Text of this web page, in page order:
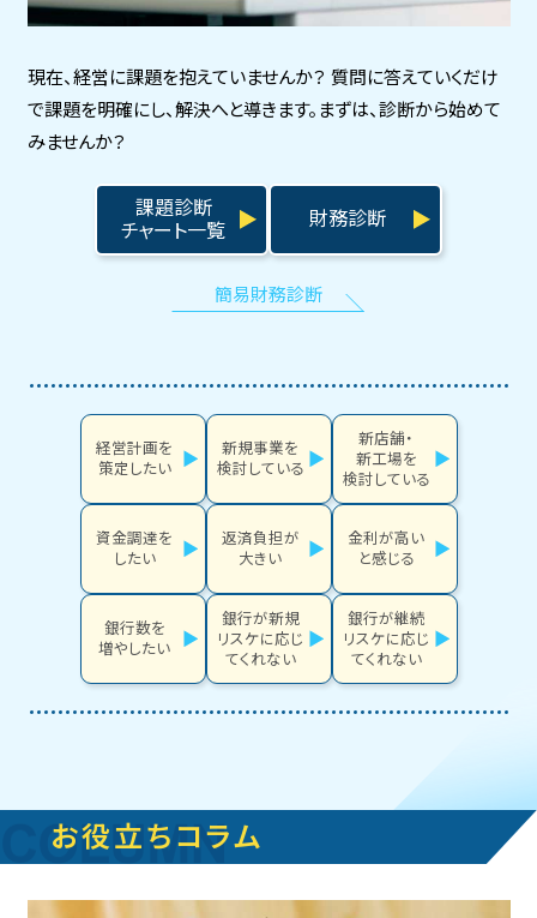
現在、経営に課題を抱えていませんか？ 質問に答えていくだけ
で課題を明確にし、解決へと導きます。まずは、診断から始めて
みませんか？
課題診断
チャート一覧
財務診断
簡易財務診断
経営計画を
策定したい
新規事業を
検討している
新店舗・
新工場を
検討している
資金調達を
したい
返済負担が
大きい
金利が高い
と感じる
銀行数を
増やしたい
銀行が新規
リスケに応じ
てくれない
銀行が継続
リスケに応じ
てくれない
お役立ちコラム